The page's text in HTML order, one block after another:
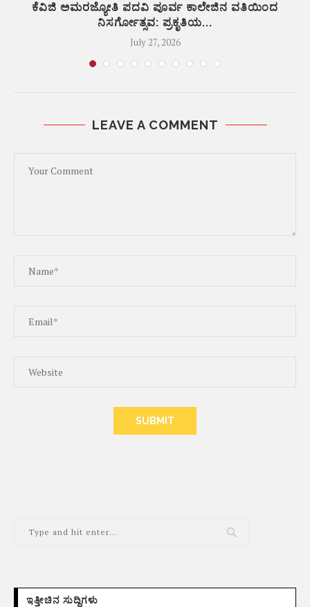
ಕೆವಿಜಿ ಅಮರಜ್ಯೋತಿ ಪದವಿ ಪೂರ್ವ ಕಾಲೇಜಿನ ವತಿಯಿಂದ
ನಿಸರ್ಗೋತ್ಸವ: ಪ್ರಕೃತಿಯ...
July 27, 2026
LEAVE A COMMENT
ಇತ್ತೀಚಿನ ಸುದ್ದಿಗಳು